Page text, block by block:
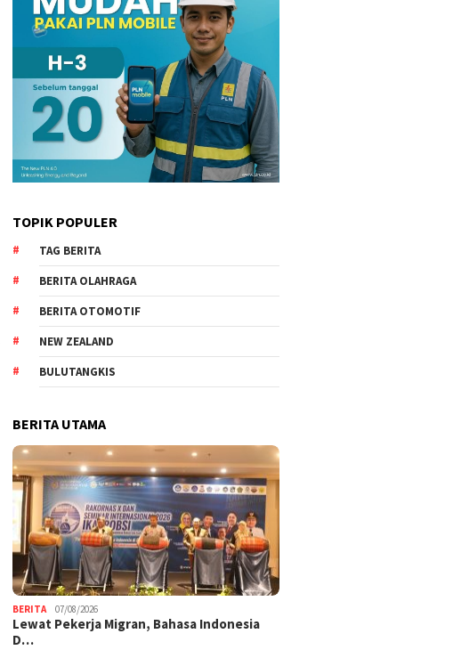
TOPIK POPULER
TAG BERITA
BERITA OLAHRAGA
BERITA OTOMOTIF
NEW ZEALAND
BULUTANGKIS
BERITA UTAMA
BERITA 07/08/2026
Lewat Pekerja Migran, Bahasa Indonesia
D…